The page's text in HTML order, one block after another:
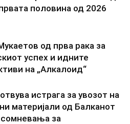
половина од 2026
од прва рака за
успех и идните
на „Алкалоид“
истрага за увозот на
материјали од Балканот
за